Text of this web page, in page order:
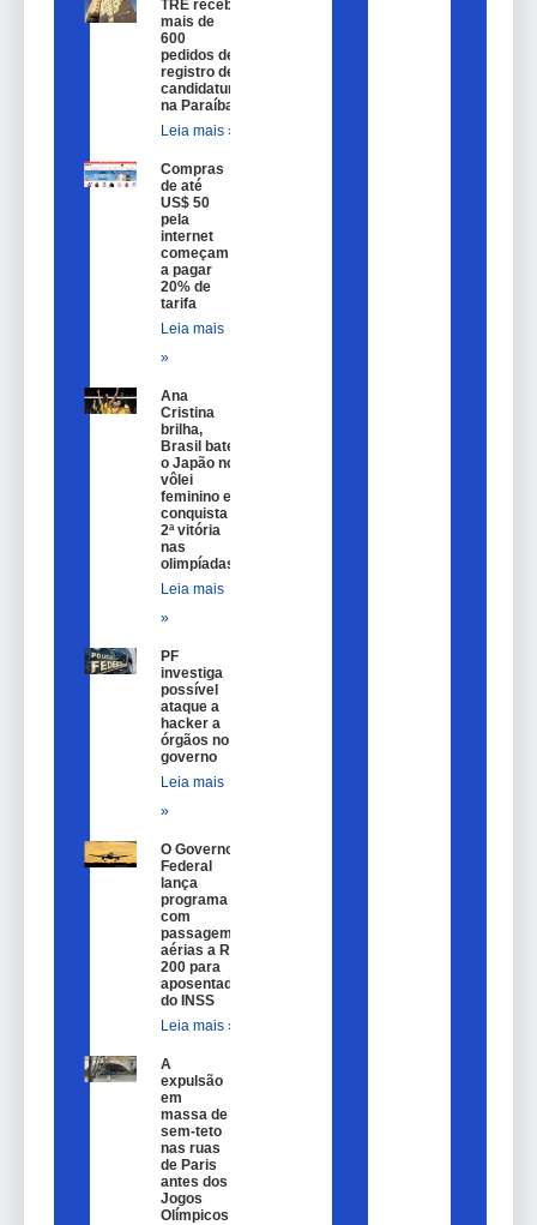
TRE recebe
mais de
600
pedidos de
registro de
candidatura
na Paraíba
Leia mais »
Compras
de até
US$ 50
pela
internet
começam
a pagar
20% de
tarifa
Leia mais
»
Ana
Cristina
brilha,
Brasil bate
o Japão no
vôlei
feminino e
conquista
2ª vitória
nas
olimpíadas
Leia mais
»
PF
investiga
possível
ataque a
hacker a
órgãos no
governo
Leia mais
»
O Governo
Federal
lança
programa
com
passagem
aérias a R$
200 para
aposentados
do INSS
Leia mais »
A
expulsão
em
massa de
sem-teto
nas ruas
de Paris
antes dos
Jogos
Olímpicos